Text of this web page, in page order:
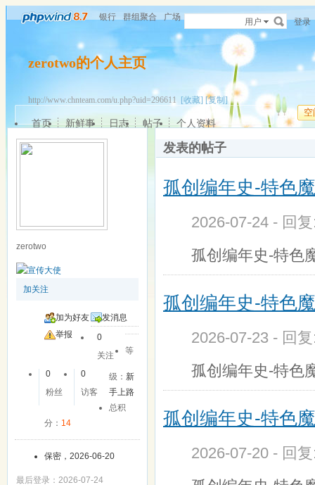
银行 群组聚合 广场 用户 登录
zerotwo的个人主页
http://www.chnteam.com/u.php?uid=296611 [收藏] [复制]
空
首页 新鲜事 日志 帖子 个人资料
zerotwo
加关注
加为好友
发消息
举报
0
关注
0
粉丝
0
访客
等
级：新
手上路
总积
分： 14
保密，2026-06-20
最后登录：2026-07-24
发表的帖子
孤创编年史-特色
2026-07-24 - 回
孤创编年史-
孤创编年史-特色
2026-07-23 - 回
孤创编年史-
孤创编年史-特色
2026-07-20 - 回